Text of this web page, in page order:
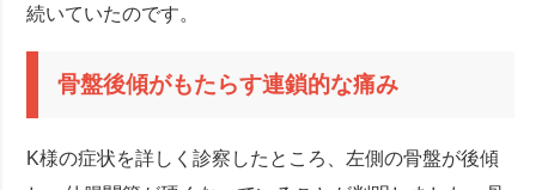
続いていたのです。
骨盤後傾がもたらす連鎖的な痛み
K様の症状を詳しく診察したところ、左側の骨盤が後傾